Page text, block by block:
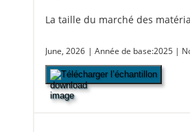
La taille du marché des
June, 2026 | Année de base:2025 |
Télécharger l’échantillon